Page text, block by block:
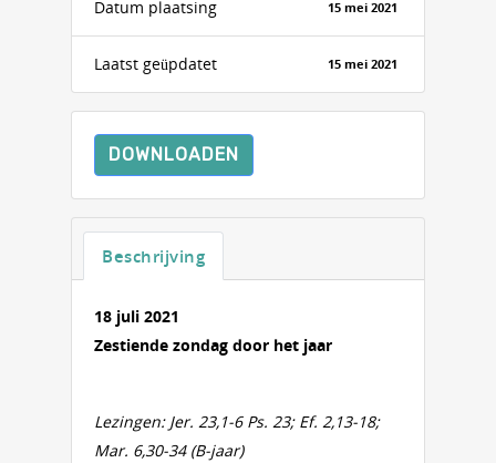
Datum plaatsing 15 mei 2021
Laatst geüpdatet 15 mei 2021
DOWNLOADEN
Beschrijving
18 juli 2021
Zestiende zondag door het jaar
Lezingen: Jer. 23,1-6 Ps. 23; Ef. 2,13-18;
Mar. 6,30-34 (B-jaar)